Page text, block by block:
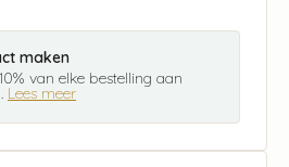
maken
van elke bestelling aan
Lees meer